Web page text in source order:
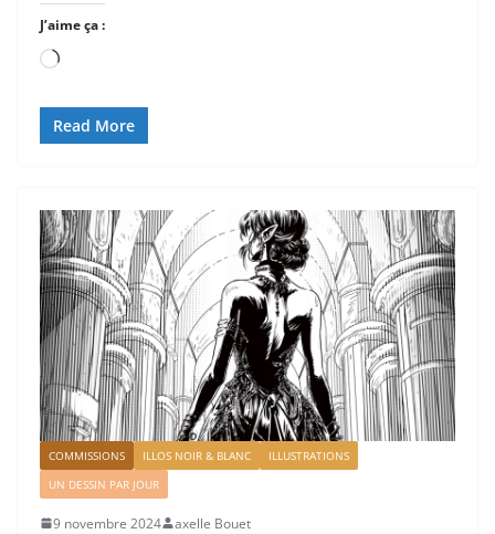
J’aime ça :
Chargement…
Read More
COMMISSIONS ILLOS NOIR & BLANC
ILLUSTRATIONS
UN DESSIN PAR JOUR
9 novembre 2024 axelle Bouet